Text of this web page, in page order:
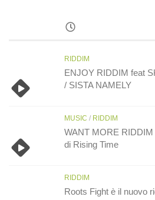
RIDDIM
ENJOY RIDDIM feat
/ SISTA NAMELY
MUSIC / RIDDIM
WANT MORE RIDDIM
di Rising Time
RIDDIM
Roots Fight è il nuovo